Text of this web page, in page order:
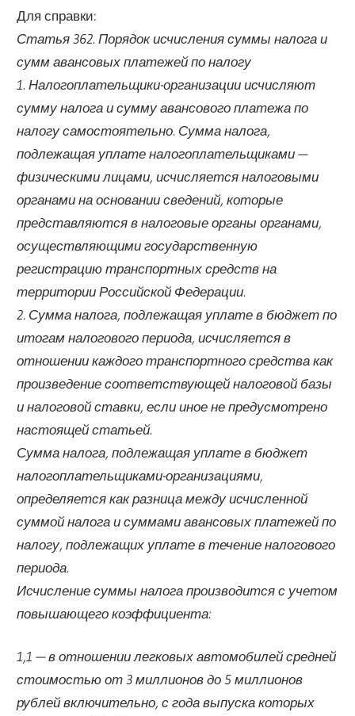
Для справки:
Статья 362. Порядок исчисления суммы налога и
сумм авансовых платежей по налогу
1. Налогоплательщики-организации исчисляют
сумму налога и сумму авансового платежа по
налогу самостоятельно. Сумма налога,
подлежащая уплате налогоплательщиками —
физическими лицами, исчисляется налоговыми
органами на основании сведений, которые
представляются в налоговые органы органами,
осуществляющими государственную
регистрацию транспортных средств на
территории Российской Федерации.
2. Сумма налога, подлежащая уплате в бюджет по
итогам налогового периода, исчисляется в
отношении каждого транспортного средства как
произведение соответствующей налоговой базы
и налоговой ставки, если иное не предусмотрено
настоящей статьей.
Сумма налога, подлежащая уплате в бюджет
налогоплательщиками-организациями,
определяется как разница между исчисленной
суммой налога и суммами авансовых платежей по
налогу, подлежащих уплате в течение налогового
периода.
Исчисление суммы налога производится с учетом
повышающего коэффициента:
1,1 — в отношении легковых автомобилей средней
стоимостью от 3 миллионов до 5 миллионов
рублей включительно, с года выпуска которых